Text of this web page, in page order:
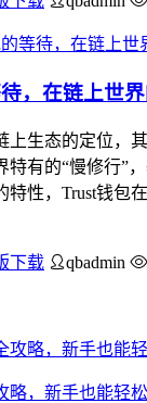
，在链上世
上生态的定位，
特有的“慢修行”
特性，Trust钱包
下载 qbadmin
略，新手也能轻